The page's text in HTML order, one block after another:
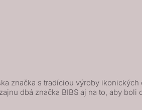
značka s tradíciou výroby
dbá značka BIBS aj na to, aby